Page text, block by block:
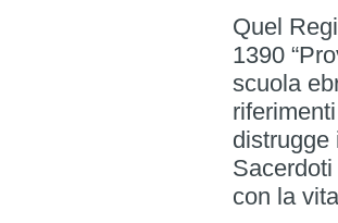
Quel
1390
scuola
distrugge
con la